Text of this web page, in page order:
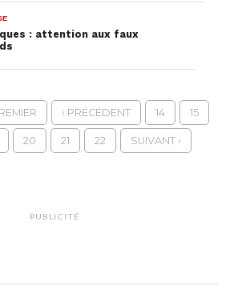
: attention aux faux
‹ PRÉCÉDENT 14 15
20 21 22 SUIVANT ›
PUBLICITÉ